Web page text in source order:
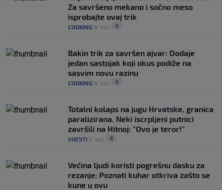
Za savršeno mekano i sočno meso
isprobajte ovaj trik
COOKING 8. kol. 0
Bakin trik za savršen ajvar: Dodaje
jedan sastojak koji okus podiže na
sasvim novu razinu
COOKING 8. kol. 0
Totalni kolaps na jugu Hrvatske, granica
paralizirana. Neki iscrpljeni putnici
završili na Hitnoj: "Ovo je teror!"
VIJESTI 2. kol. 8
Većina ljudi koristi pogrešnu dasku za
rezanje: Poznati kuhar otkriva zašto se
kune u ovu